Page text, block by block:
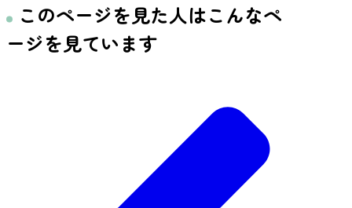
このページを見た人はこんなペ
ージを見ています